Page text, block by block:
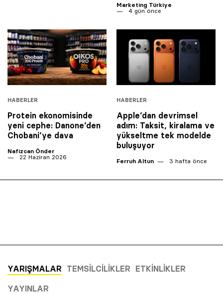
Marketing Türkiye
4 gün önce
HABERLER
Protein ekonomisinde
yeni cephe: Danone’den
Chobani’ye dava
Nafizcan Önder
22 Haziran 2026
HABERLER
Apple’dan devrimsel
adım: Taksit, kiralama ve
yükseltme tek modelde
buluşuyor
Ferruh Altun 3 hafta önce
YARIŞMALAR TEMSILCILIKLER ETKINLIKLER
YAYINLAR